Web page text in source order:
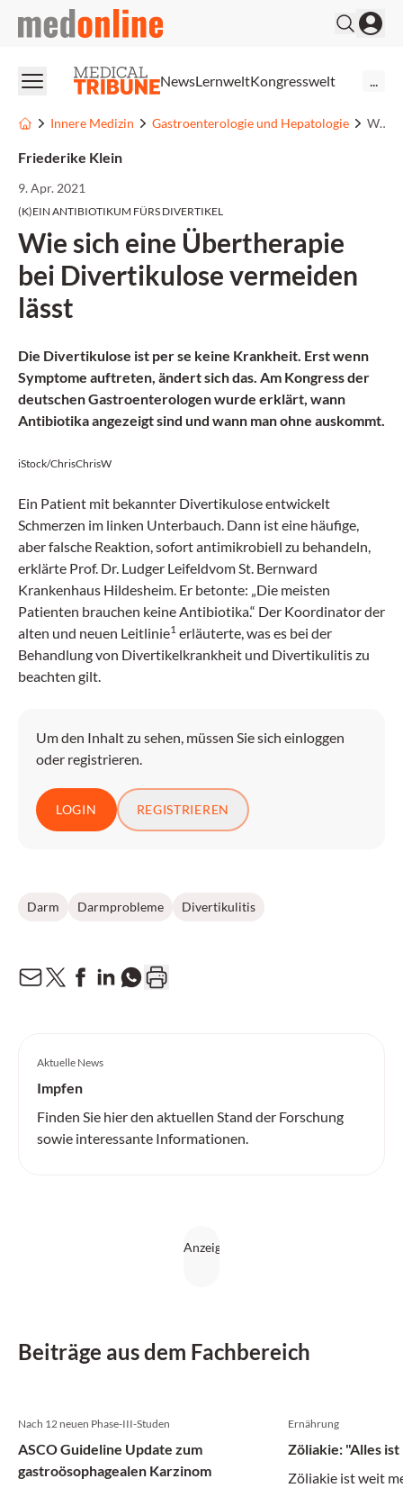
medonline
NewsLernweltKongresswelt
Innere Medizin Gastroenterologie und Hepatologie Wie sich eine Übertherapie bei Divertikulose vermeiden lässt
Friederike Klein
9. Apr. 2021
(K)EIN ANTIBIOTIKUM FÜRS DIVERTIKEL
Wie sich eine Übertherapie
bei Divertikulose vermeiden
lässt
Die Divertikulose ist per se keine Krankheit. Erst wenn
Symptome auftreten, ändert sich das. Am Kongress der
deutschen Gastroenterologen wurde erklärt, wann
Antibiotika angezeigt sind und wann man ohne auskommt.
iStock/ChrisChrisW
Ein Patient mit bekannter Divertikulose entwickelt
Schmerzen im linken Unterbauch. Dann ist eine häufige,
aber falsche Reaktion, sofort antimikrobiell zu behandeln,
erklärte Prof. Dr. Ludger Leifeldvom St. Bernward
Krankenhaus Hildesheim. Er betonte: „Die meisten
Patienten brauchen keine Antibiotika.“ Der Koordinator der
alten und neuen Leitlinie1 erläuterte, was es bei der
Behandlung von Divertikelkrankheit und Divertikulitis zu
beachten gilt.
Um den Inhalt zu sehen, müssen Sie sich einloggen
oder registrieren.
LOGIN REGISTRIEREN
Darm Darmprobleme Divertikulitis
Aktuelle News
Impfen
Finden Sie hier den aktuellen Stand der Forschung
sowie interessante Informationen.
Beiträge aus dem Fachbereich
Nach 12 neuen Phase-III-Studen
ASCO Guideline Update zum
gastroösophagealen Karzinom
Ernährung
Zöliakie: "Alles ist
Zöliakie ist weit